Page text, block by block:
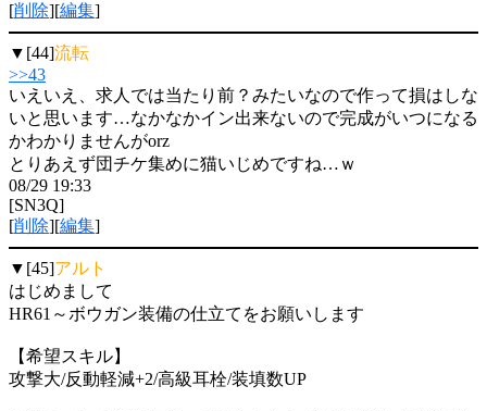
[削除][編集]
▼[44]流転
>>43
いえいえ、求人では当たり前？みたいなので作って損はしな
いと思います…なかなかイン出来ないので完成がいつになる
かわかりませんがorz
とりあえず団チケ集めに猫いじめですね…ｗ
08/29 19:33
[SN3Q]
[削除][編集]
▼[45]アルト
はじめまして
HR61～ボウガン装備の仕立てをお願いします
【希望スキル】
攻撃大/反動軽減+2/高級耳栓/装填数UP